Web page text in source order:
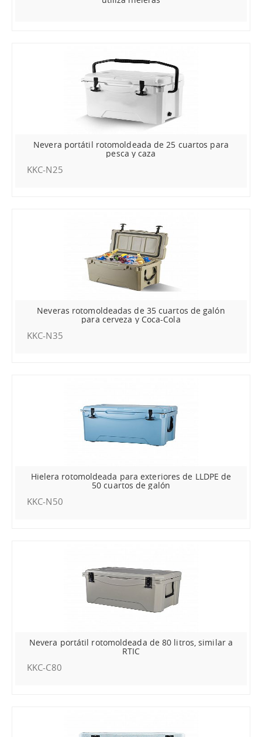
Nevera portátil rotomoldeada de 25 cuartos para
pesca y caza
KKC-N25
Neveras rotomoldeadas de 35 cuartos de galón
para cerveza y Coca-Cola
KKC-N35
Hielera rotomoldeada para exteriores de LLDPE de
50 cuartos de galón
KKC-N50
Nevera portátil rotomoldeada de 80 litros, similar a
RTIC
KKC-C80